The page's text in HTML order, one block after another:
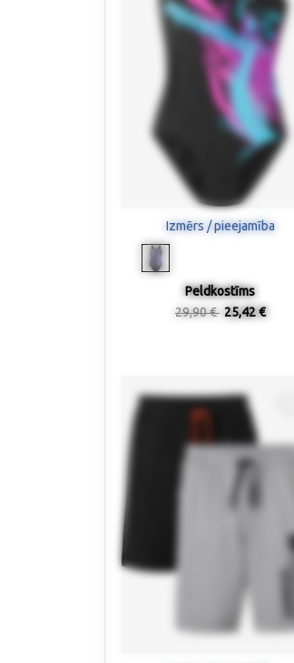
Izmērs / pieejamība
Peldkostīms
29,90 € 25,42 €